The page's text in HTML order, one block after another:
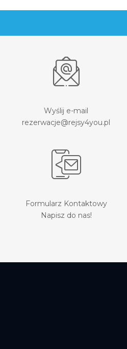
Wyślij e-mail
rezerwacje@rejsy4you.pl
Formularz Kontaktowy
Napisz do nas!